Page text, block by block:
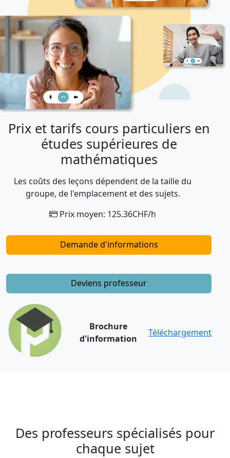
Prix et tarifs cours particuliers en
études supérieures de
mathématiques
Les coûts des leçons dépendent de la taille du
groupe, de l'emplacement et des sujets.
Prix moyen: 125.36CHF/h
Demande d'informations
Deviens professeur
Brochure
d'information
Téléchargement
Des professeurs spécialisés pour
chaque sujet